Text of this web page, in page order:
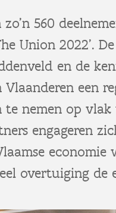
560
Union 2022’.
en de
een
nemen op
engageren
economie
overtuiging de